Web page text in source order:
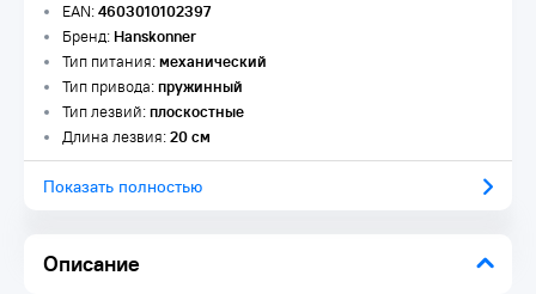
Описание
EAN:4603010102397
Бренд:Hanskonner
Тип питания:механический
Тип привода:пружинный
Тип лезвий:плоскостные
Длина лезвия:20 см
Показать полностью